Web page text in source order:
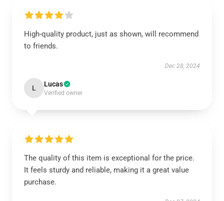
High-quality product, just as shown, will recommend
to friends.
Dec 28, 2024
L Lucas
Verified owner
The quality of this item is exceptional for the price.
It feels sturdy and reliable, making it a great value
purchase.